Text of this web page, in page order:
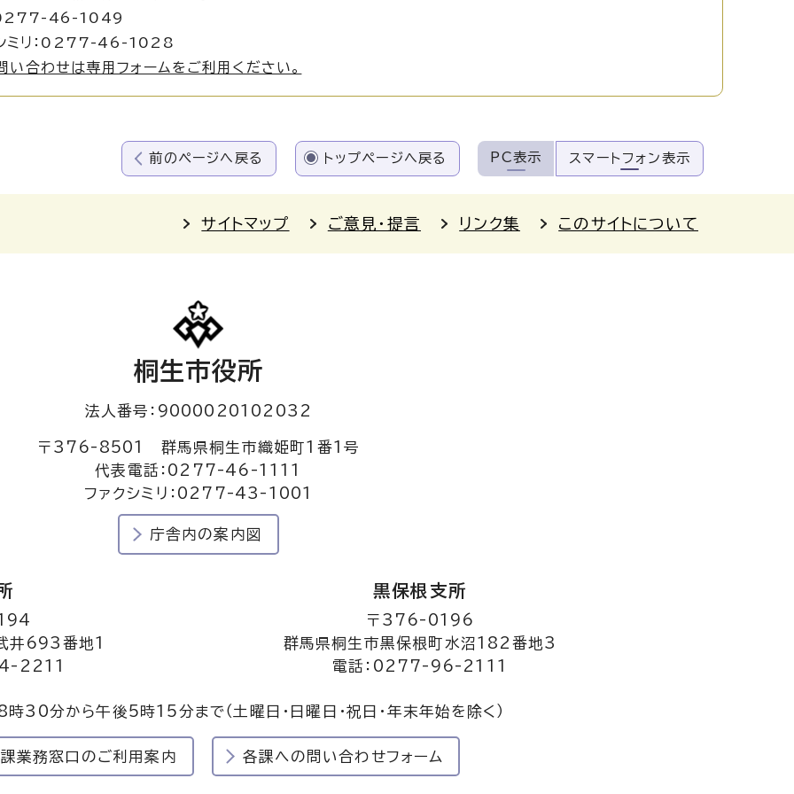
0277-46-1049
ミリ：0277-46-1028
い合わせは専用フォームをご利用ください。
前のページへ戻る トップページへ戻る PC表示 スマートフォン表示
サイトマップ ご意見・提言 リンク集 このサイトについて
桐生市役所
法人番号：9000020102032
〒376-8501 群馬県桐生市織姫町1番1号
代表電話：0277-46-1111
ファクシミリ：0277-43-1001
庁舎内の案内図
井693番地1
2211
黒保根支所
〒376-0196
群馬県桐生市黒保根町水沼182番地3
電話：0277-96-2111
8時30分から午後5時15分まで（土曜日・日曜日・祝日・年末年始を除く）
業務窓口のご利用案内 各課への問い合わせフォーム